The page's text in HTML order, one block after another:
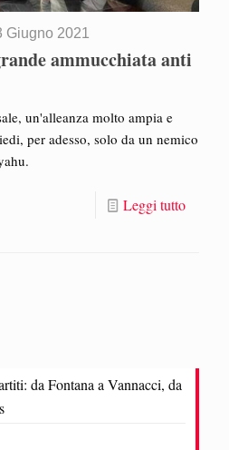
Giugno 2021
ammucchiata anti
un'alleanza molto ampia e
per adesso, solo da un nemico
Leggi tutto
da Fontana a Vannacci, da